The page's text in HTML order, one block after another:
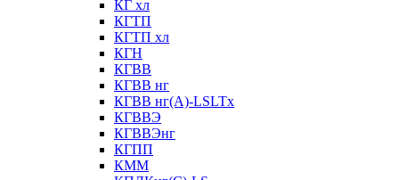
КГ хл
КГТП
КГТП хл
КГН
КГВВ
КГВВ нг
КГВВ нг(А)-LSLTx
КГВВЭ
КГВВЭнг
КГПП
КММ